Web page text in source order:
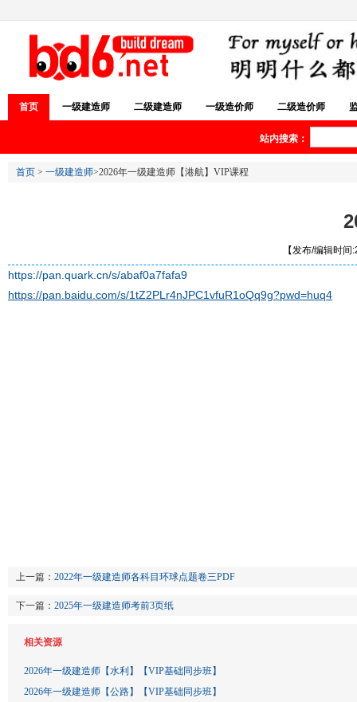
首页 一级建造师 二级建造师 一级造价师 二级造价师
站内搜索：
首页 > 一级建造师>2026年一级建造师【港航】VIP课程
【发布/编辑时
https://pan.quark.cn/s/abaf0a7fafa9
https://pan.baidu.com/s/1tZ2PLr4nJPC1vfuR1oQq9g?pwd=huq4
上一篇： 2022年一级建造师各科目环球点题卷三PDF
下一篇： 2025年一级建造师考前3页纸
相关资源
2026年一级建造师【水利】【VIP基础同步班】
2026年一级建造师【公路】【VIP基础同步班】